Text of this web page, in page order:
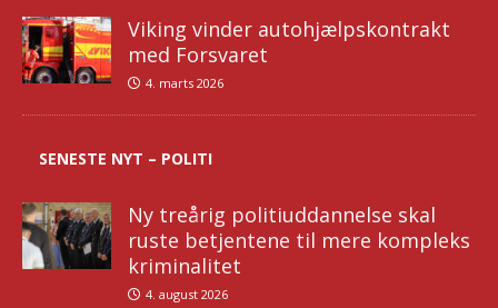
Viking vinder autohjælpskontrakt
med Forsvaret
4. marts 2026
SENESTE NYT – POLITI
Ny treårig politiuddannelse skal
ruste betjentene til mere kompleks
kriminalitet
4. august 2026